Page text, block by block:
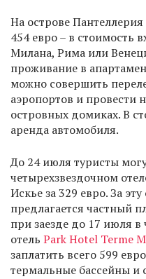
На острове
454 евро – в стоимость
Милана, Рима или
проживание в
можно совершить
аэропортов и провести
островных домиках. В
аренда автомобиля.
До 24 июля туристы
четырехзвездочном
Искье за 329 евро. За
предлагается частный
при заезде до 17 июля
отель Park Hotel Terme
заплатить всего 599
термальные бассейны и